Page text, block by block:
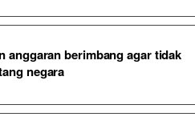
anggaran berimbang agar tidak
negara